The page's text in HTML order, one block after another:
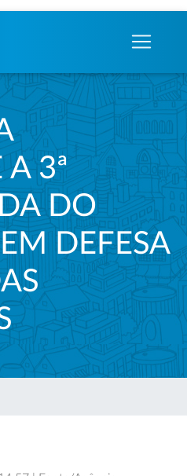
A 3ª
DO
DEFESA